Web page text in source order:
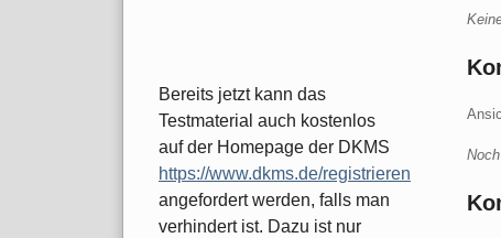
Bereits jetzt kann das
Testmaterial auch kostenlos
auf der Homepage der DKMS
https://www.dkms.de/registrieren
angefordert werden, falls man
verhindert ist. Dazu ist nur